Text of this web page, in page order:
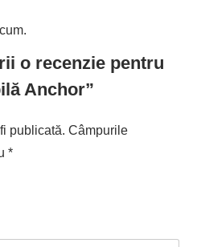
o recenzie pentru
Anchor”
publicată. Câmpurile
*